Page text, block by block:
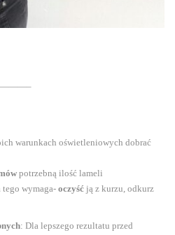
warunkach oświetleniowych dobrać
potrzebną ilość lameli
wymaga- oczyść ją z kurzu, odkurz
: Dla lepszego rezultatu przed